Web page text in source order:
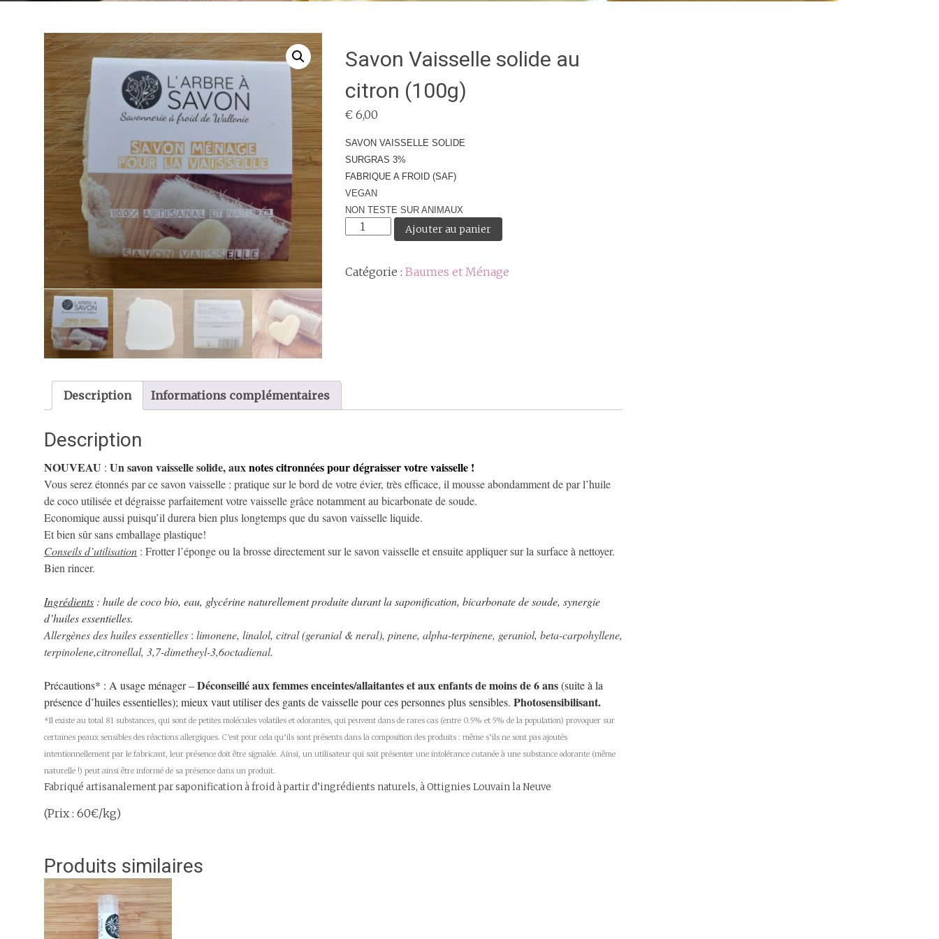
Savon Vaisselle solide au
citron (100g)
€6,00
SAVON VAISSELLE SOLIDE
SURGRAS 3%
FABRIQUE A FROID (SAF)
VEGAN
NON TESTE SUR ANIMAUX
quantité
Vaisselle
Ajouter au panier
Catégorie : Baumes et Ménage
Description Informations complémentaires
Description
NOUVEAU : Un savon vaisselle solide, auxnotes citronnées pour dégraisser votre vaisselle !
Vous serez étonnés par ce savon vaisselle : pratique sur le bord de votre évier, très efficace, il mousse abondamment de par l’huile
de coco utilisée et dégraisse parfaitement votre vaisselle grâce notamment au bicarbonate de soude.
Economique aussi puisqu’il durera bien plus longtemps que du savon vaisselle liquide.
Et bien sûr sans emballage plastique!
Conseils d’utilisation : Frotter l’éponge ou la brosse directement sur le savon vaisselle et ensuite appliquer sur la surface à nettoyer.
Bien rincer.
Ingrédients : huile de coco bio, eau, glycérine naturellement produite durant la saponification, bicarbonate de soude, synergie
d’huiles essentielles.
Allergènes des huiles essentielles : limonene, linalol, citral (geranial & neral), pinene, alpha-terpinene, geraniol, beta-carpohyllene,
terpinolene,citronellal, 3,7-dimetheyl-3,6octadienal.
Précautions* : A usage ménager –Déconseillé aux femmes enceintes/allaitantes et aux enfants de moins de 6 ans(suite à la
présence d’huiles essentielles); mieux vaut utiliser des gants de vaisselle pour ces personnes plus sensibles. Photosensibilisant.
*Il existe au total 81 substances, qui sont de petites molécules volatiles et odorantes, qui peuvent dans de rares cas (entre 0.5% et 5% de la population) provoquer sur
certaines peaux sensibles des réactions allergiques. C’est pour cela qu’ils sont présents dans la composition des produits : même s’ils ne sont pas ajoutés
intentionnellement par le fabricant, leur présence doit être signalée. Ainsi, un utilisateur qui sait présenter une intolérance cutanée à une substance odorante (même
naturelle !) peut ainsi être informé de sa présence dans un produit.
Fabriqué artisanalement par saponification à froid à partir d’ingrédients naturels, à Ottignies Louvain la Neuve
(Prix : 60€/kg)
Produits similaires